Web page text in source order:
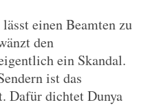
einen Beamten zu
den
ein Skandal.
ist das
Dafür dichtet Dunya